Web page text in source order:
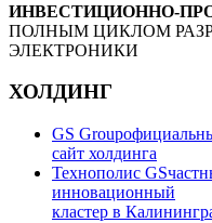
ИНВЕСТИЦИОННО-
ПОЛНЫМ ЦИКЛОМ
ЭЛЕКТРОНИКИ
ХОЛДИНГ
GS Group
сайт холдинга
Технополис GS
инновационный
кластер в